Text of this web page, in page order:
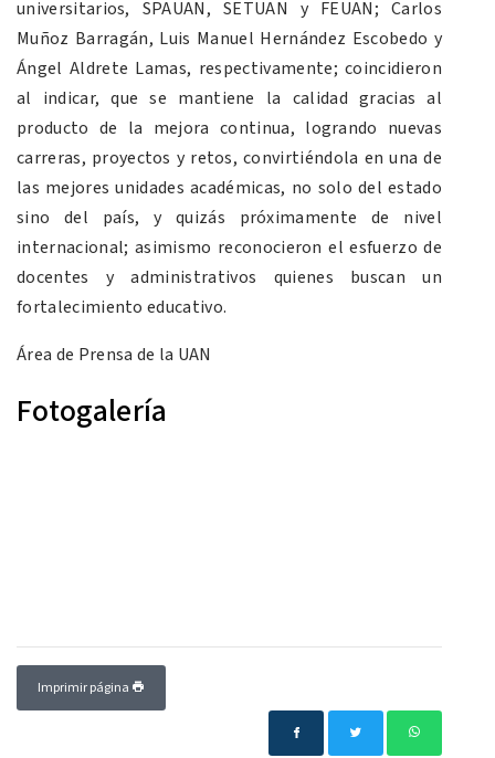
universitarios, SPAUAN, SETUAN y FEUAN; Carlos
Muñoz Barragán, Luis Manuel Hernández Escobedo y
Ángel Aldrete Lamas, respectivamente; coincidieron
al indicar, que se mantiene la calidad gracias al
producto de la mejora continua, logrando nuevas
carreras, proyectos y retos, convirtiéndola en una de
las mejores unidades académicas, no solo del estado
sino del país, y quizás próximamente de nivel
internacional; asimismo reconocieron el esfuerzo de
docentes y administrativos quienes buscan un
fortalecimiento educativo.
Área de Prensa de la UAN
Fotogalería
Imprimir página